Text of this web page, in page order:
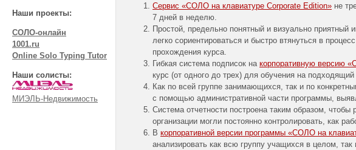
Наши проекты:
СОЛО-онлайн
1001.ru
Online Solo Typing Tutor
Наши солисты:
МИЭЛЬ-Недвижимость
Сервис «СОЛО на клавиатуре Corporate Edition» не
7 дней в неделю.
Простой, предельно понятный и визуально приятный
легко сориентироваться и быстро втянуться в
прохождения курса.
Гибкая система подписок на корпоративную версию
курс (от одного до трех) для обучения на
Как по всей группе занимающихся, так и по
с помощью административной части программы,
Система отчетности построена таким образом,
организации могли постоянно контролировать, как
В корпоративной версии программы «СОЛО на
анализировать как всю группу учащихся в целом, так